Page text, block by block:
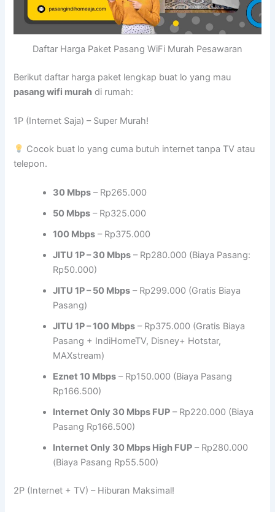
Daftar Harga Paket Pasang WiFi Murah Pesawaran
Berikut daftar harga paket lengkap buat lo yang mau
pasang wifi murah di rumah:
1P (Internet Saja) – Super Murah!
Cocok buat lo yang cuma butuh internet tanpa TV atau
telepon.
30 Mbps – Rp265.000
50 Mbps – Rp325.000
100 Mbps – Rp375.000
JITU 1P – 30 Mbps – Rp280.000 (Biaya Pasang:
Rp50.000)
JITU 1P – 50 Mbps – Rp299.000 (Gratis Biaya
Pasang)
JITU 1P – 100 Mbps – Rp375.000 (Gratis Biaya
Pasang + IndiHomeTV, Disney+ Hotstar,
MAXstream)
Eznet 10 Mbps – Rp150.000 (Biaya Pasang
Rp166.500)
Internet Only 30 Mbps FUP – Rp220.000 (Biaya
Pasang Rp166.500)
Internet Only 30 Mbps High FUP – Rp280.000
(Biaya Pasang Rp55.500)
2P (Internet + TV) – Hiburan Maksimal!